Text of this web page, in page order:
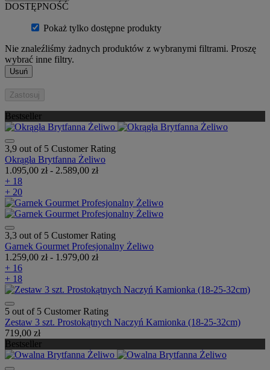
DOSTĘPNOŚĆ
Pokaż tylko dostępne produkty
Nie znaleźliśmy żadnych produktów z wybranymi filtrami. Proszę
wybrać inne filtry.
Usuń
Zastosuj
Bestseller
3,9 out of 5 Customer Rating
Okrągła Brytfanna Żeliwo
1.095,00 zł- 2.589,00 zł
+ 18
+ 20
3,3 out of 5 Customer Rating
Garnek Gourmet Profesjonalny Żeliwo
1.259,00 zł- 1.979,00 zł
+ 16
+ 18
5 out of 5 Customer Rating
Zestaw 3 szt. Prostokątnych Naczyń Kamionka (18-25-32cm)
719,00 zł
Bestseller